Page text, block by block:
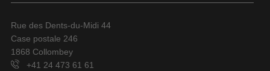
Rue des Dents-du-Midi 44
Case postale 246
1868 Collombey
+41 24 473 61 61